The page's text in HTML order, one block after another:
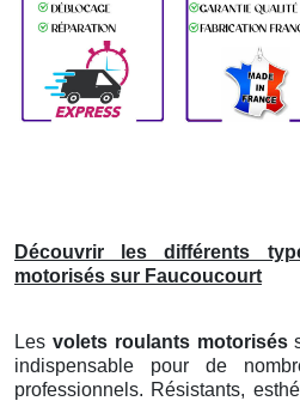
Découvrir les différents
motorisés sur Faucoucourt
Les volets roulants motorisés
indispensable pour de
professionnels. Résistants,